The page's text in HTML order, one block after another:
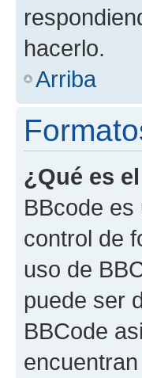
hacerlo.
Arriba
¿Qué es
BBcode
control de
uso de
puede ser
BBCode